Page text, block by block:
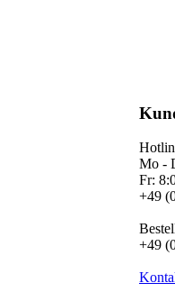
Mo -
Fr:
+49
+49